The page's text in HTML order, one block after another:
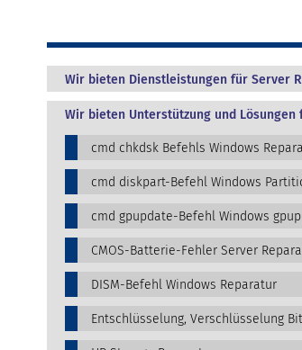
Wir bieten Dienstleistungen für Server
Wir bieten Unterstützung und
cmd chkdsk Befehls Windows
cmd diskpart-Befehl Windows
cmd gpupdate-Befehl Windows
CMOS-Batterie-Fehler Server
DISM-Befehl Windows Reparatur
Entschlüsselung, Verschlüsselung